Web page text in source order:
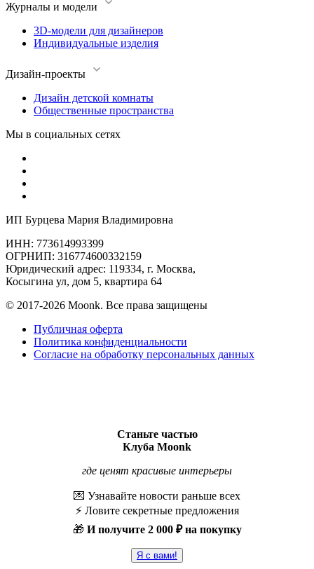
Журналы и модели
3D-модели для дизайнеров
Индивидуальные изделия
Дизайн-проекты
Дизайн детской комнаты
Общественные пространства
Мы в социальных сетях
ИП Бурцева Мария Владимировна
ИНН: 773614993399
ОГРНИП: 316774600332159
Юридический адрес: 119334, г. Москва,
Косыгина ул, дом 5, квартира 64
© 2017-2026 Moonk. Все права защищены
Публичная оферта
Политика конфиденциальности
Согласие на обработку персональных данных
Станьте частью
Клуба Moonk
где ценят красивые интерьеры
💌 Узнавайте новости раньше всех
⚡️ Ловите секретные предложения
🎁 И получите 2 000 ₽ на покупку
Я с вами!